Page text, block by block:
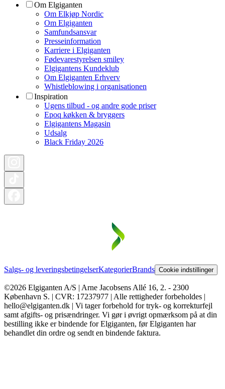
Om Elgiganten
Om Elkjøp Nordic
Om Elgiganten
Samfundsansvar
Presseinformation
Karriere i Elgiganten
Fødevarestyrelsen smiley
Elgigantens Kundeklub
Om Elgiganten Erhverv
Whistleblowing i organisationen
Inspiration
Ugens tilbud - og andre gode priser
Epoq køkken & bryggers
Elgigantens Magasin
Udsalg
Black Friday 2026
Salgs- og leveringsbetingelserKategorierBrands Cookie indstillinger
©2026 Elgiganten A/S | Arne Jacobsens Allé 16, 2. - 2300
København S. | CVR: 17237977 | Alle rettigheder forbeholdes |
hello@elgiganten.dk | Vi tager forbehold for tryk- og korrekturfejl
samt afgifts- og prisændringer. Vi gør i øvrigt opmærksom på at din
bestilling ikke er bindende for Elgiganten, før Elgiganten har
behandlet din ordre og sendt en bindende faktura.